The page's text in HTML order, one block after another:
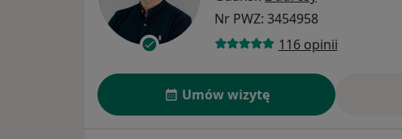
Nr PWZ: 3454958
116 opinii
Umów wizytę